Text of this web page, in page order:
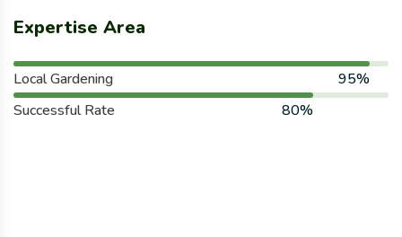
Expertise Area
Local Gardening
95%
Successful Rate
80%